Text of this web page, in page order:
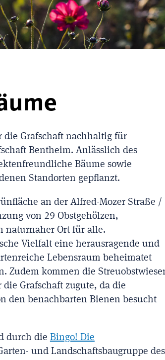
Grafschaft nachhaltig für
Bentheim. Anlässlich des
Bäume sowie
Standorten gepflanzt.
an der Alfred-Mozer Straße /
von 29 Obstgehölzen,
naturnaher Ort für alle.
Vielfalt eine herausragende und
Lebensraum beheimatet
Zudem kommen die
Grafschaft zugute, da die
den benachbarten Bienen besucht
durch die Bingo! Die
und Landschaftsbaugruppe des